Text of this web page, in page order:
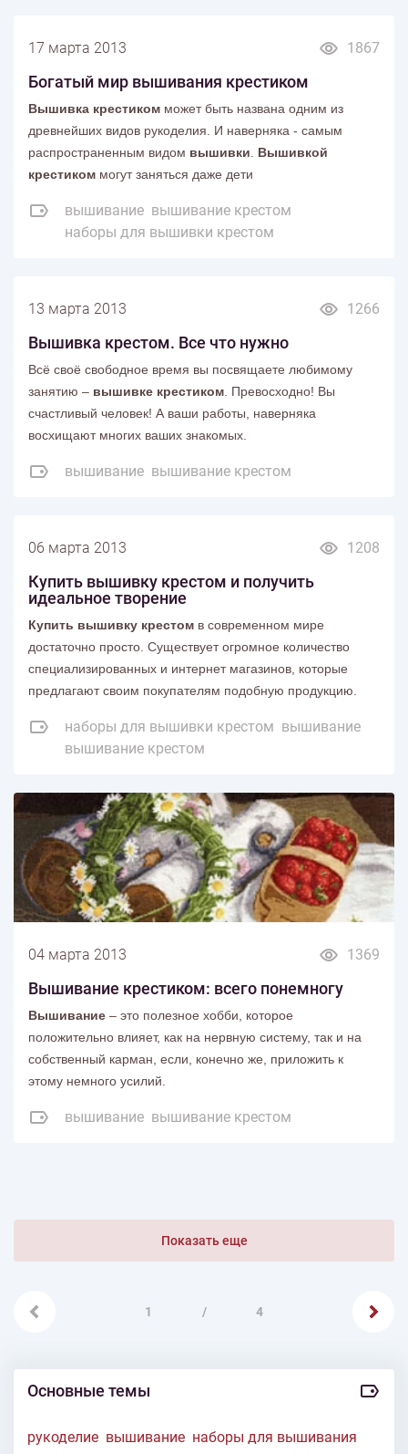
Основные темы
рукоделие вышивание наборы для вышивания
1867
17 марта 2013
Богатый мир вышивания крестиком
Вышивка крестиком может быть названа одним из
древнейших видов рукоделия. И наверняка - самым
распространенным видом вышивки
Вышивкой
крестиком могут заняться даже дети
вышивание вышивание крестом
наборы для вышивки крестом
1266
13 марта 2013
Вышивка крестом. Все что нужно
Всё своё свободное время вы посвящаете любимому
занятию – вышивке крестиком . Превосходно! Вы
счастливый человек! А ваши работы, наверняка
восхищают многих ваших знакомых.
вышивание вышивание крестом
1208
06 марта 2013
Купить вышивку крестом и получить
идеальное творение
Купить вышивку крестом в современном мире
достаточно просто. Существует огромное количество
специализированных и интернет магазинов, которые
предлагают своим покупателям подобную продукцию.
наборы для вышивки крестом вышивание
вышивание крестом
1369
04 марта 2013
Вышивание крестиком: всего понемногу
Вышивание – это полезное хобби, которое
положительно влияет, как на нервную систему, так и на
собственный карман, если, конечно же, приложить к
этому немного усилий.
вышивание вышивание крестом
Показать еще
1 / 4